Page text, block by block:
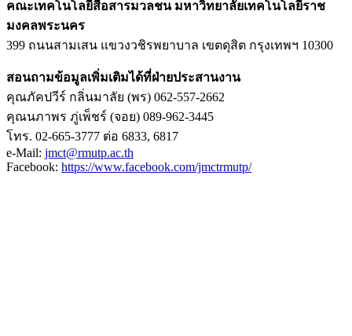
คณะเทคโนโลยีสื่อสารมวลชน มหาวิทยาลัยเทคโนโลยีราช
มงคลพระนคร
399 ถนนสามเสน แขวงวชิรพยาบาล เขตดุสิต กรุงเทพฯ 10300
สอนถามข้อมูลเพิ่มเติมได้ที่ฝ่ายประสานงาน
คุณภัคปวีร์ กลิ่นมาลัย (พร) 062-557-2662
คุณนภาพร ภู่เพ็ชร์ (จอย) 089-962-3445
โทร. 02-665-3777 ต่อ 6833, 6817
e-Mail: jmct@rmutp.ac.th
Facebook: https://www.facebook.com/jmctrmutp/